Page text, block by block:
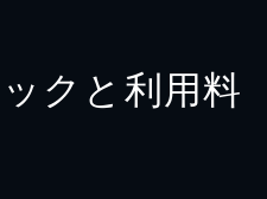
クと利用料